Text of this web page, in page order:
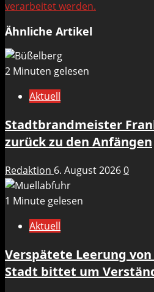
verarbeitet werden.
Ähnliche Artikel
2 Minuten gelesen
Aktuell
Stadtbrandmeister
zurück zu den Anfängen
Redaktion 6. August 20260
1 Minute gelesen
Aktuell
Verspätete Leerung
Stadt bittet um